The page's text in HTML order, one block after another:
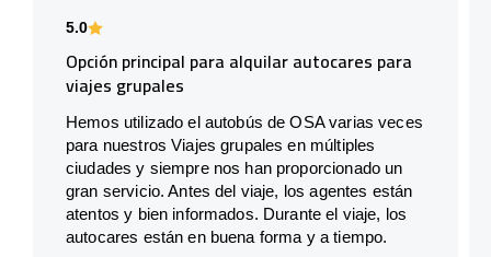
5.0
Opción principal para alquilar autocares para
viajes grupales
Hemos utilizado el autobús de OSA varias veces
para nuestros Viajes grupales en múltiples
ciudades y siempre nos han proporcionado un
gran servicio. Antes del viaje, los agentes están
atentos y bien informados. Durante el viaje, los
autocares están en buena forma y a tiempo.